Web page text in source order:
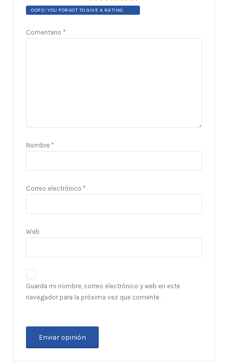
OOPS! YOU FORGOT TO GIVE A RATING.
Comentario *
Nombre *
Correo electrónico *
Web
Guarda mi nombre, correo electrónico y web en este
navegador para la próxima vez que comente.